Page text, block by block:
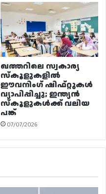
ഖത്തറിലെ സ്വകാര്യ
സ്കൂളുകളിൽ
ഈവനിംഗ് ഷിഫ്റ്റുകൾ
വ്യാപിപ്പിച്ചു; ഇന്ത്യൻ
സ്കൂളുകൾക്ക് വലിയ
പങ്ക്
07/07/2026